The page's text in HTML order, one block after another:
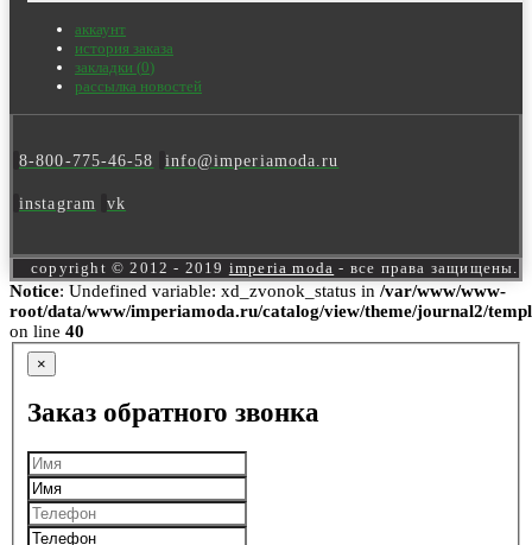
аккаунт
история заказа
закладки (0)
рассылка новостей
8-800-775-46-58 info@imperiamoda.ru
instagram vk
copyright © 2012 - 2019 imperia moda - все права защищены.
Notice: Undefined variable: xd_zvonok_status in /var/www/www-
root/data/www/imperiamoda.ru/catalog/view/theme/journal2/
on line 40
×
Заказ обратного звонка